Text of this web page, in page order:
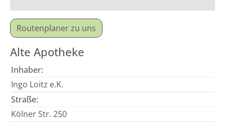
Routenplaner zu uns
Alte Apotheke
Inhaber:
Ingo Loitz e.K.
Straße:
Kölner Str. 250